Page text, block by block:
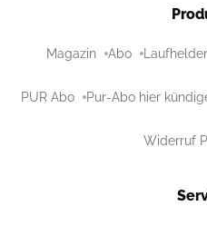
Magazin Abo
PUR Abo Pur-Abo hier
Widerruf